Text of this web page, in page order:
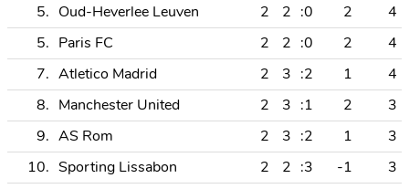
5. Oud-Heverlee Leuven 2 2 :0 2
4
5. Paris FC 2 2 :0 2
4
7. Atletico Madrid 2 3 :2 1
4
8. Manchester United 2 3 :1 2
3
9. AS Rom 2 3 :2 1
3
10. Sporting Lissabon 2 2 :3 -1
3